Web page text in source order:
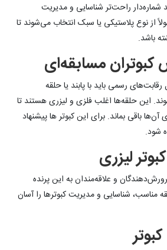
شماره‌دار راحت‌تر شناسایی و مدیریت
از نوع پلاستیکی یا سبک انتخاب می‌شوند تا
باشد.
مسابقه‌ای
رسمی باید با پابند یا حلقه
این حلقه‌ها اغلب فلزی و لیزری هستند تا
باقی بماند. برای این کبوتر ها پیشنهاد
لیزری
و علاقه‌مندان به این پرنده
شناسایی و مدیریت کبوترها را آسان